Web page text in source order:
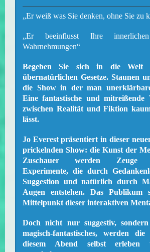
„Er weiß was Sie denken, ohne Sie zu
„Er beeinflusst Ihre
Wahrnehmungen“
Begeben Sie sich in die Welt
übernatürlichen Gesetze. Staunen
die Show in der man
Eine fantastische und mitreißende
zwischen Realität und Fiktion
lässt.
Jo Everest präsentiert in dieser
prickelnden Show: die Kunst der
Zuschauer werden Zeuge
Experimente, die durch
Suggestion und natürlich durch
Augen entstehen. Das Publikum
Mittelpunkt dieser interaktiven
Doch nicht nur suggestiv,
magisch-fantastisches, werden
diesem Abend selbst erleben